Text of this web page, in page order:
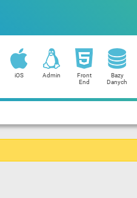
iOS Admin
Front
End
Bazy
Danych